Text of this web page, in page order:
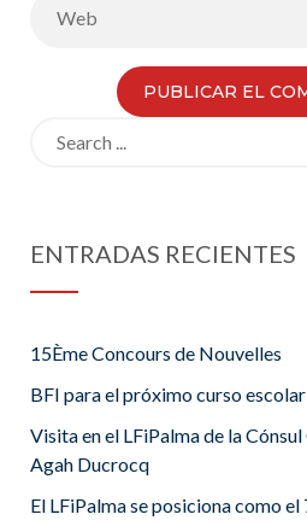
ENTRADAS RECIENTES
15Ème Concours de Nouvelles
BFI para el próximo curso
Visita en el LFiPalma de la
Agah Ducrocq
El LFiPalma se posiciona como